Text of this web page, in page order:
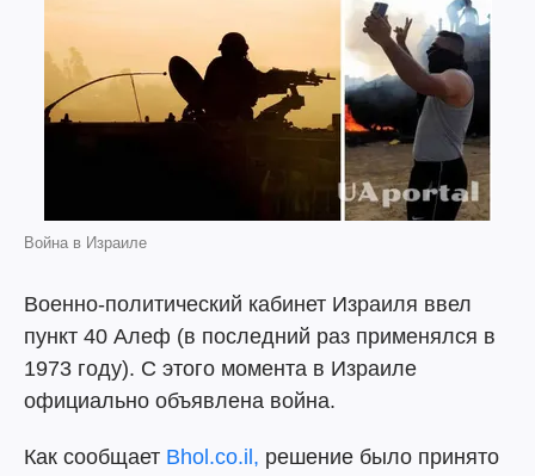
Война в Израиле
Военно-политический кабинет Израиля ввел
пункт 40 Алеф (в последний раз применялся в
1973 году). С этого момента в Израиле
официально объявлена война.
Как сообщает Вhol.co.il, решение было принято